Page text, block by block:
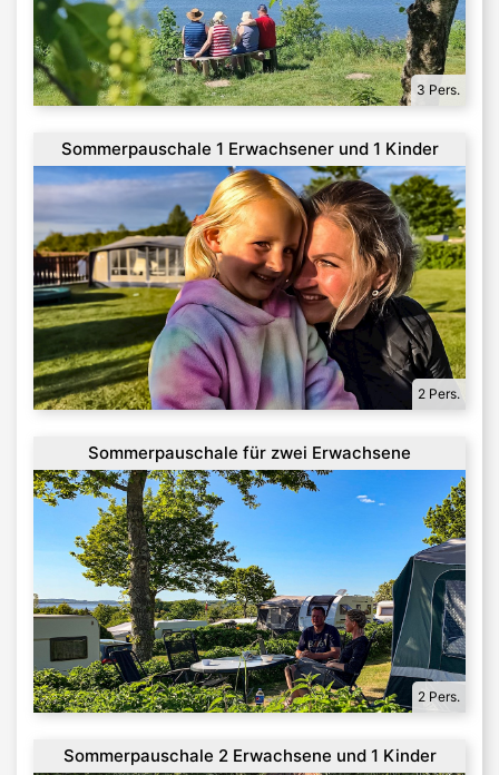
3 Pers.
Sommerpauschale 1 Erwachsener und 1 Kinder
2 Pers.
Sommerpauschale für zwei Erwachsene
2 Pers.
Sommerpauschale 2 Erwachsene und 1 Kinder